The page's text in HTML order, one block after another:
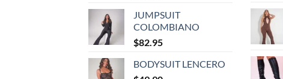
JUMPSUIT
COLOMBIANO
$82.95
BODYSUIT LENCERO